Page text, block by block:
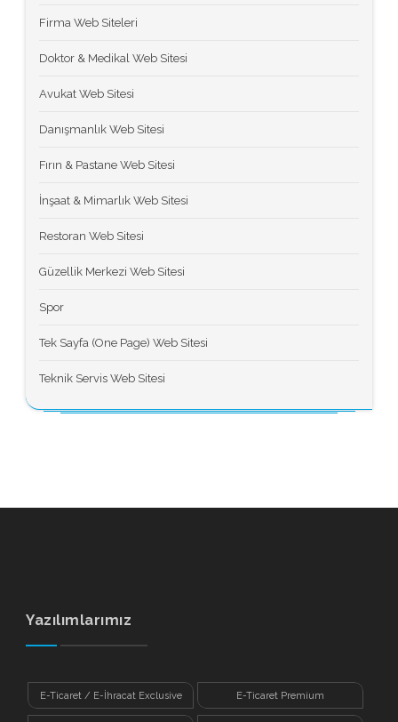
Firma Web Siteleri
Doktor & Medikal Web Sitesi
Avukat Web Sitesi
Danışmanlık Web Sitesi
Fırın & Pastane Web Sitesi
İnşaat & Mimarlık Web Sitesi
Restoran Web Sitesi
Güzellik Merkezi Web Sitesi
Spor
Tek Sayfa (One Page) Web Sitesi
Teknik Servis Web Sitesi
Yazılımlarımız
E-Ticaret / E-İhracat Exclusive E-Ticaret Premium